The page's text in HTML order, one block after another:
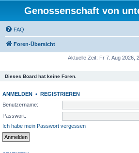
Genossenschaft von
FAQ
Foren-Übersicht
Aktuelle Zeit: Fr 7. Aug 2026,
Dieses Board hat keine Foren.
ANMELDEN • REGISTRIEREN
Benutzername:
Passwort:
Ich habe mein Passwort vergessen